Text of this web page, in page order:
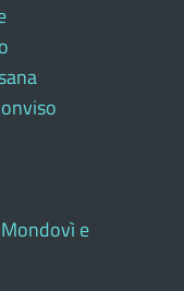
e